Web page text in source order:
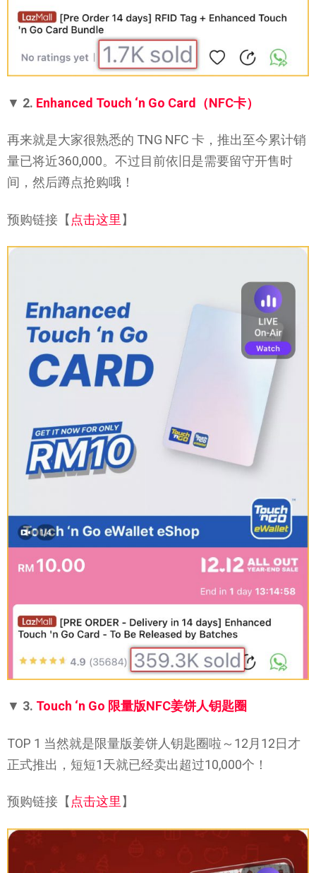
▼ 2. Enhanced Touch ‘n Go Card（NFC卡）
再来就是大家很熟悉的 TNG NFC 卡，推出至今累计销
量已将近360,000。不过目前依旧是需要留守开售时
间，然后蹲点抢购哦！
预购链接【点击这里】
▼ 3. Touch ‘n Go 限量版NFC姜饼人钥匙圈
TOP 1 当然就是限量版姜饼人钥匙圈啦～12月12日才
正式推出，短短1天就已经卖出超过10,000个！
预购链接【 点击这里 】